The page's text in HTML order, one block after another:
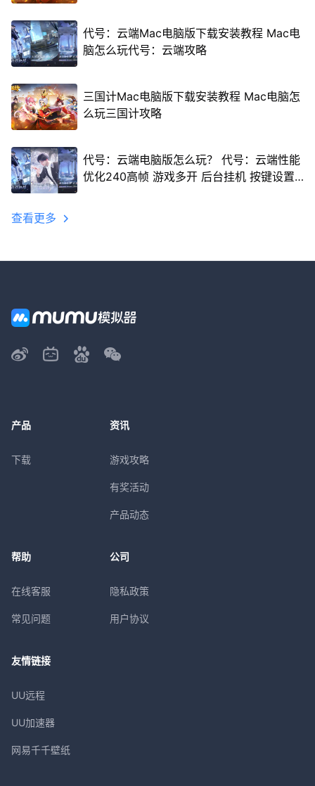
代号：云端Mac电脑版下载安装教程 Mac电
脑怎么玩代号：云端攻略
三国计Mac电脑版下载安装教程 Mac电脑怎
么玩三国计攻略
代号：云端电脑版怎么玩？ 代号：云端性能
优化240高帧 游戏多开 后台挂机 按键设置
查看更多
产品
下载
资讯
游戏攻略
有奖活动
产品动态
帮助
在线客服
常见问题
公司
隐私政策
用户协议
友情链接
UU远程
UU加速器
网易千千壁纸